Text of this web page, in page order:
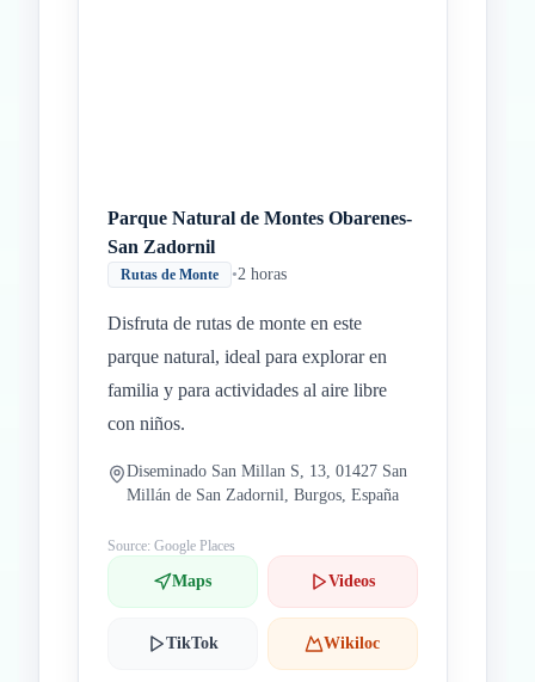
Parque Natural de Montes Obarenes-
San Zadornil
Rutas de Monte •2 horas
Disfruta de rutas de monte en este
parque natural, ideal para explorar en
familia y para actividades al aire libre
con niños.
Diseminado San Millan S, 13, 01427 San
Millán de San Zadornil, Burgos, España
Source: Google Places
Maps Videos
TikTok Wikiloc